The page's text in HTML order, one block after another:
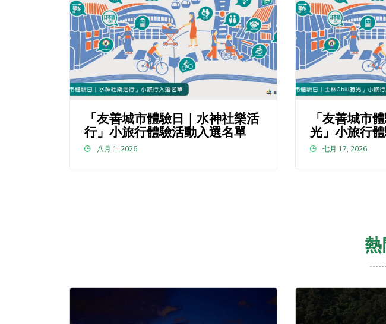
「友善城市體驗日｜水神社樂活
行」小旅行體驗活動入選名單
八月 1, 2026
「友善城市
光」小旅行
七月 17, 2026